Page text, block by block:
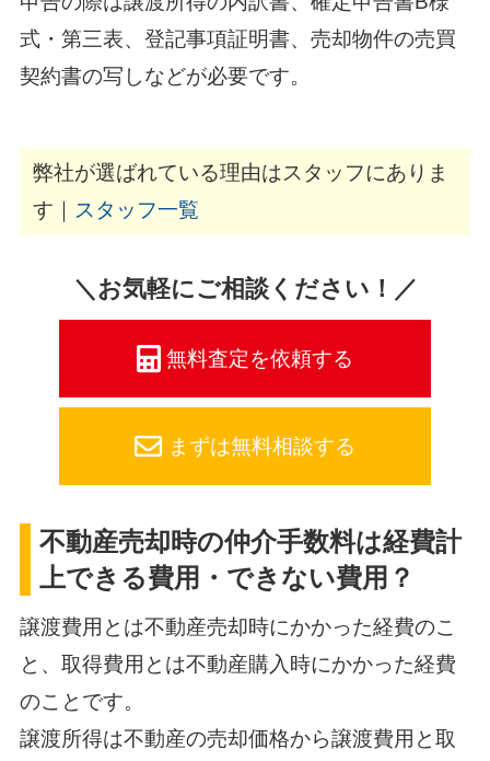
式・第三表、登記事項証明書、売却物件の売買
契約書の写しなどが必要です。
弊社が選ばれている理由はスタッフにありま
す｜
スタッフ一覧
＼お気軽にご相談ください！／
無料査定を依頼する
まずは無料相談する
不動産売却時の仲介手数料は経費計
上できる費用・できない費用？
譲渡費用とは不動産売却時にかかった経費のこ
と、取得費用とは不動産購入時にかかった経費
のことです。
譲渡所得は不動産の売却価格から譲渡費用と取